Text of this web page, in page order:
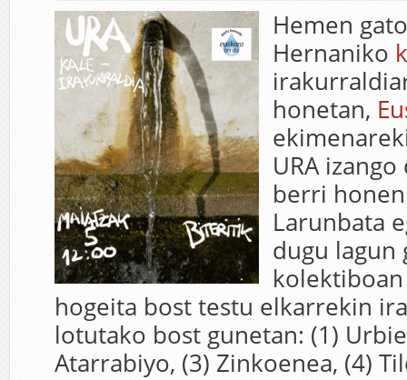
Hemen
Hernaniko
honetan,
URA
berri
Larunbata
dugu lagun
hogeita bost testu elkarrekin
lotutako bost gunetan: (1)
Atarrabiyo, (3) Zinkoenea, (4)